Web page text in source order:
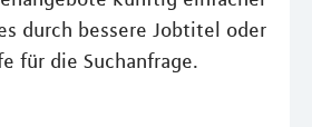
durch bessere Jobtitel oder
für die Suchanfrage.